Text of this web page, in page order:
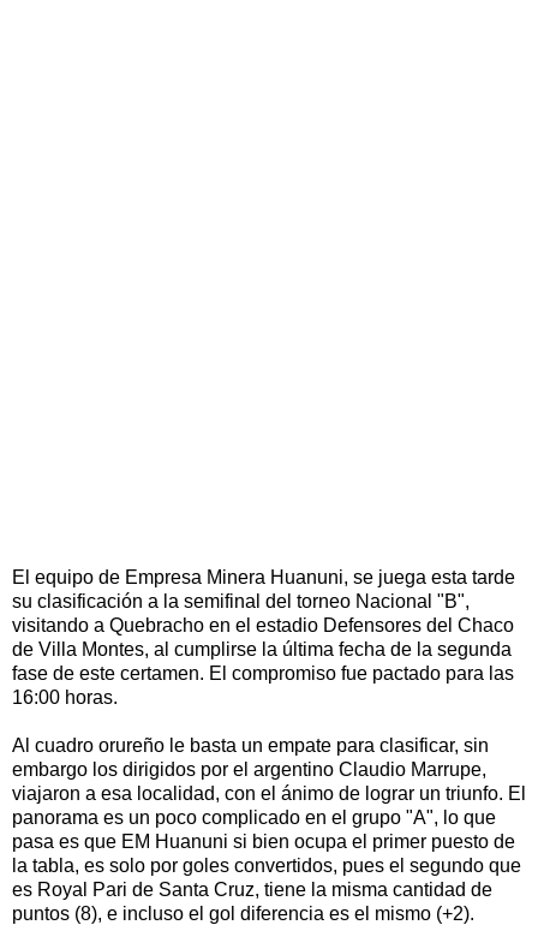
El equipo de Empresa Minera Huanuni, se juega esta tarde
su clasificación a la semifinal del torneo Nacional "B",
visitando a Quebracho en el estadio Defensores del Chaco
de Villa Montes, al cumplirse la última fecha de la segunda
fase de este certamen. El compromiso fue pactado para las
16:00 horas.
Al cuadro orureño le basta un empate para clasificar, sin
embargo los dirigidos por el argentino Claudio Marrupe,
viajaron a esa localidad, con el ánimo de lograr un triunfo. El
panorama es un poco complicado en el grupo "A", lo que
pasa es que EM Huanuni si bien ocupa el primer puesto de
la tabla, es solo por goles convertidos, pues el segundo que
es Royal Pari de Santa Cruz, tiene la misma cantidad de
puntos (8), e incluso el gol diferencia es el mismo (+2).